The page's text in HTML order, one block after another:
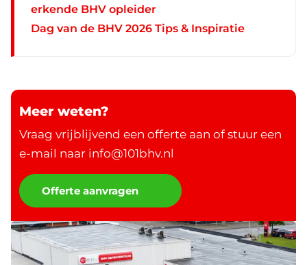
erkende BHV opleider
Dag van de BHV 2026 Tips & Inspiratie
Meer weten?
Vraag vrijblijvend een offerte aan of stuur een
e-mail naar info@101bhv.nl
Offerte aanvragen